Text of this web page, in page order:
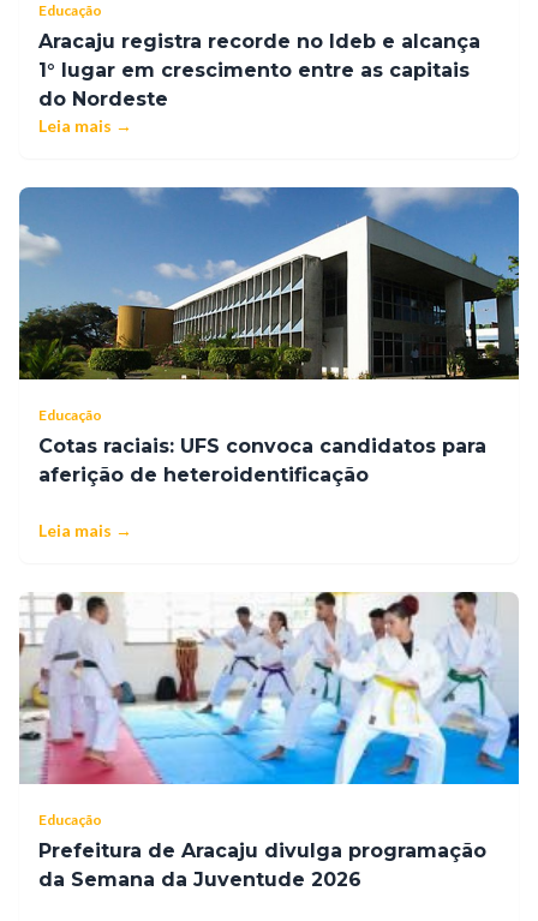
Educação
Aracaju registra recorde no Ideb e alcança
1° lugar em crescimento entre as capitais
do Nordeste
Leia mais →
Educação
Cotas raciais: UFS convoca candidatos para
aferição de heteroidentificação
Leia mais →
Educação
Prefeitura de Aracaju divulga programação
da Semana da Juventude 2026